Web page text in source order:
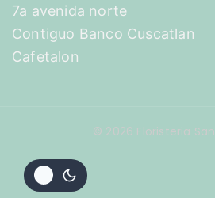
7a avenida norte
Contiguo Banco Cuscatlan
Cafetalon
© 2026 Floristeria